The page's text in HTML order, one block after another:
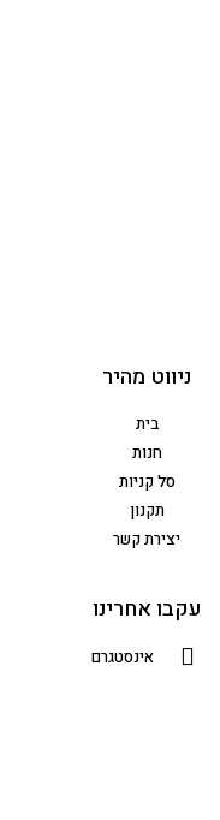
ניווט מהיר
בית
חנות
סל קניות
תקנון
יצירת קשר
עקבו אחרינו
אינסטגרם